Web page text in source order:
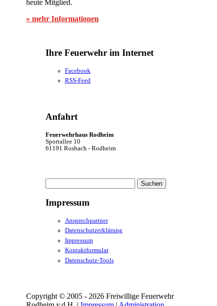
heute Mitglied.
» mehr Informationen
Ihre Feuerwehr im Internet
Facebook
RSS-Feed
Anfahrt
Feuerwehrhaus Rodheim
Sportallee 10
61191 Rosbach - Rodheim
nach:
Impressum
Ansprechpartner
Datenschutzerklärung
Impressum
Kontaktformular
Datenschutz-Tools
Copyright © 2005 - 2026 Freiwillige Feuerwehr